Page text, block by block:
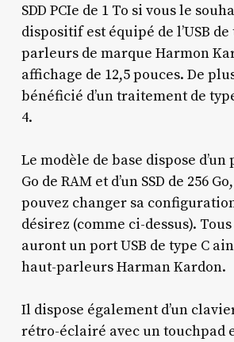
SDD PCIe de 1 To si vous le
dispositif est équipé de l’USB
parleurs de marque Harmon
affichage de 12,5 pouces. De
bénéficié d’un traitement de
4.
Le modèle de base dispose d’un
Go de RAM et d’un SSD de 256
pouvez changer sa
désirez (comme ci-dessus).
auront un port USB de type C
haut-parleurs Harman Kardon.
Il dispose également d’un
rétro-éclairé avec un touchpad